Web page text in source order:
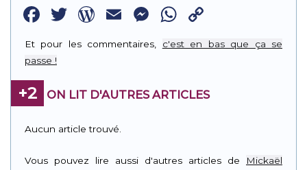
Facebook
Twitter
WordPress
EmailMessenger
WhatsApp
Link
Et pour les commentaires, c'est en bas que ça se
passe !
+2 ON LIT D'AUTRES ARTICLES
Aucun article trouvé.
Vous pouvez lire aussi d'autres articles de
Mickaël